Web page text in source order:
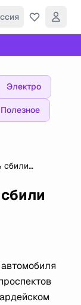
Электро
Полезное
сбили